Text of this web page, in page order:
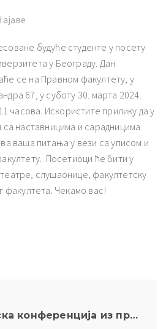
будуће студенте у посету
у Београду. Дан
се на Правном факултету, у
67, у суботу 30. марта 2024.
часова. Искористите прилику да у
са наставницима и сарадницима
ваша питања у вези са уписом и
Посетиоци ће бити у
слушаонице, факултетску
факултета. Чекамо вас!
Пета студентска конференција из правне историје “Iustoria 2024: Правни транспланти кроз историју”, 25-27. март, конференцијска сала и онлајн